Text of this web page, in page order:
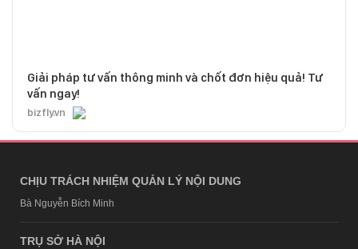
Giải pháp tư vấn thông minh và chốt đơn hiệu quả! Tư
vấn ngay!
bizfly.vn
CHỊU TRÁCH NHIỆM QUẢN LÝ NỘI DUNG
Bà Nguyễn Bích Minh
TRỤ SỞ HÀ NỘI